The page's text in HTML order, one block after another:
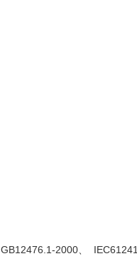
2000、 IEC61241